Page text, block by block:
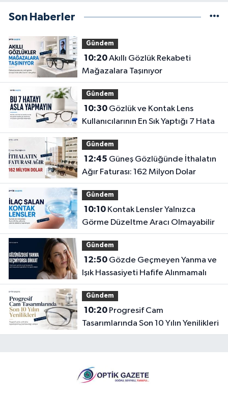
Son Haberler
Gündem
10:20Akıllı Gözlük Rekabeti
Mağazalara Taşınıyor
Gündem
10:30Gözlük ve Kontak Lens
Kullanıcılarının En Sık Yaptığı 7 Hata
Gündem
12:45
Ağır Faturası: 162 Milyon Dolar
Gündem
10:10Kontak Lensler Yalnızca
Görme Düzeltme Aracı Olmayabilir
Gündem
12:50Gözde Geçmeyen Yanma ve
Işık Hassasiyeti Hafife Alınmamalı
Gündem
10:20Progresif Cam
Tasarımlarında Son 10 Yılın Yenilikleri